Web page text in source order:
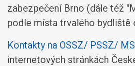
zabezpečení Brno (dále též
podle místa trvalého bydliště
Kontakty na OSSZ/ PSSZ/
internetových stránkách